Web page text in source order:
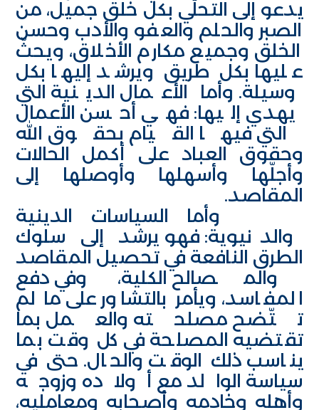
يدعو إلى التحلّي بكل خلق جميل، من
الصبر والحلم والعفو والأدب وحسن
الخلق وجميع مكارم الأخلاق، ويحثّ
عليها بكل طريق ويرشد إليها بكل
وسيلة. وأما الأعمال الدينية التي
يهدي إليها: فهي أحسن الأعمال
التي فيها القيام بحقوق الله
وحقوق العباد على أكمل الحالات
وأجلّها وأسهلها وأوصلها إلى
المقاصد.
وأما السياسات الدينية
والدنيوية: فهو يرشد إلى سلوك
الطرق النافعة في تحصيل المقاصد
والمصالح الكلية، وفي دفع
المفاسد، ويأمر بالتشاور على ما لم
تتّضح مصلحته والعمل بما
تقتضيه المصلحة في كل وقت بما
يناسب ذلك الوقت والحال. حتى في
سياسة الوالد مع أولاده وزوجه
وأهله وخادمه وأصحابه ومعامليه،